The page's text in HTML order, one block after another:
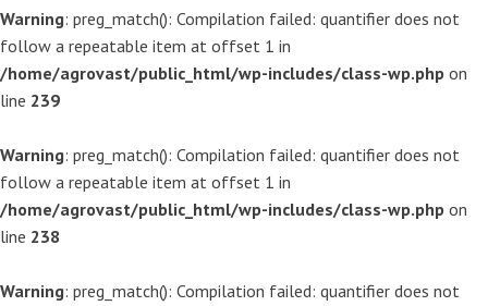
Warning: preg_match(): Compilation failed: quantifier does not
follow a repeatable item at offset 1 in
/home/agrovast/public_html/wp-includes/class-wp.php on
line 239
Warning: preg_match(): Compilation failed: quantifier does not
follow a repeatable item at offset 1 in
/home/agrovast/public_html/wp-includes/class-wp.php on
line 238
Warning: preg_match(): Compilation failed: quantifier does not